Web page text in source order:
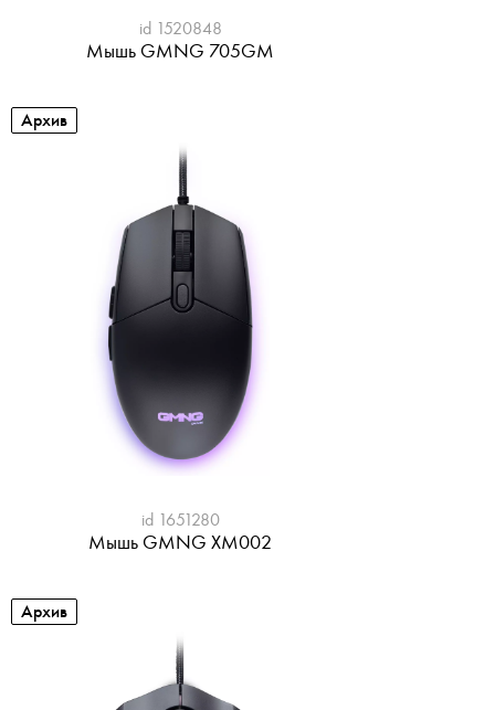
id 1520848
Мышь GMNG 705GM
Архив
id 1651280
Мышь GMNG XM002
Архив